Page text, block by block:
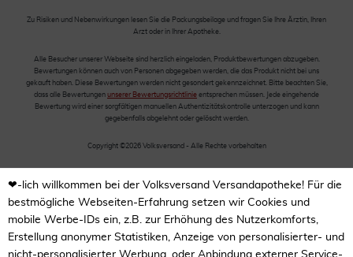
Zu Risiken und Nebenwirkungen lesen Sie die Packungsbeilage und fragen Sie Ihre Ärztin, Ihren
Arzt oder in Ihrer Apotheke.
Alle Besucher unserer Webseite sind herzlich eingeladen, Produktbewertungen abzugeben.
Bewertungen können auch von Personen abgegeben werden, die das Produkt nicht bei uns
gekauft haben. Diese Bewertungen werden nicht gesondert gekennzeichnet. Bitte beachten Sie,
dass alle Bewertungen unserer Bewertungsrichtlinie entsprechen müssen. Jede eingehende
Bewertung wird einer sorgfältigen manuellen Authentizitätskontrolle unterzogen und kann
gegebenfalls abgelehnt oder gelöscht werden.
Copyright ©2026 Volksversand - Alle Rechte vorbehalten
❤-lich willkommen bei der Volksversand Versandapotheke! Für die
bestmögliche Webseiten-Erfahrung setzen wir Cookies und
mobile Werbe-IDs ein, z.B. zur Erhöhung des Nutzerkomforts,
Erstellung anonymer Statistiken, Anzeige von personalisierter- und
nicht-personalisierter Werbung, oder Anbindung externer Service-